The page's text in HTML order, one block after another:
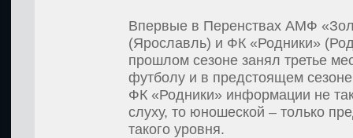
Впервые в Перенствах АМФ
(Ярославль) и ФК «Родники»
прошлом сезоне занял третье
футболу и в предстоящем
ФК «Родники» информации не
слуху, то юношеской – только
такого уровня.